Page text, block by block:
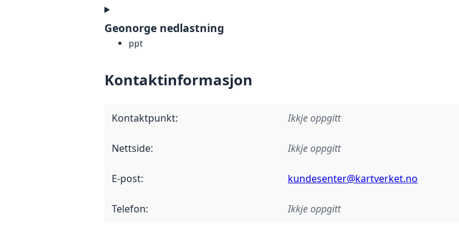
Geonorge nedlastning
ppt
Kontaktinformasjon
Kontaktpunkt: Ikkje oppgitt
Nettside: Ikkje oppgitt
E-post: kundesenter@kartverket.no
Telefon: Ikkje oppgitt